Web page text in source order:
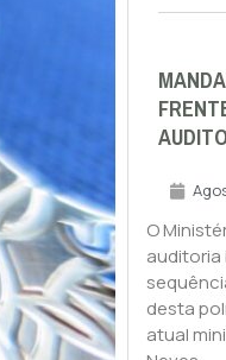
O
auditoria
desta
atual